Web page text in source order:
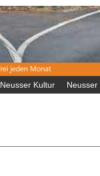
Neusser Kultur Neusser